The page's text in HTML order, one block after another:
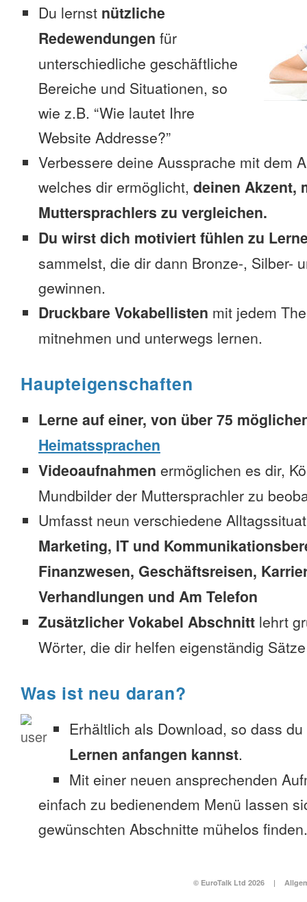
Du lernst nützliche
Redewendungen für
unterschiedliche geschäftliche
Bereiche und Situationen, so
wie z.B. “Wie lautet Ihre
Website Addresse?”
Verbessere deine Aussprache mit dem
welches dir ermöglicht, deinen Akzent,
Muttersprachlers zu vergleichen.
Du wirst dich motiviert fühlen zu
sammelst, die dir dann Bronze-, Silber-
gewinnen.
Druckbare Vokabellisten mit jedem
mitnehmen und unterwegs lernen.
Haupteigenschaften
Lerne auf einer, von über 75
Heimatssprachen
Videoaufnahmen ermöglichen es dir,
Mundbilder der Muttersprachler zu
Umfasst neun verschiedene
Marketing, IT und
Finanzwesen, Geschäftsreisen,
Verhandlungen und Am Telefon
Zusätzlicher Vokabel Abschnitt lehrt
Wörter, die dir helfen eigenständig
Was ist neu daran?
Erhältlich als Download, so dass du
Lernen anfangen kannst.
Mit einer neuen ansprechenden
einfach zu bedienendem Menü lassen
gewünschten Abschnitte mühelos finden.
© EuroTalk Ltd 2026 |